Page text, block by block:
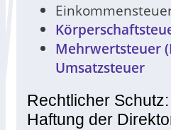
Mehrwertsteuer
Umsatzsteuer
Rechtlicher
Haftung der